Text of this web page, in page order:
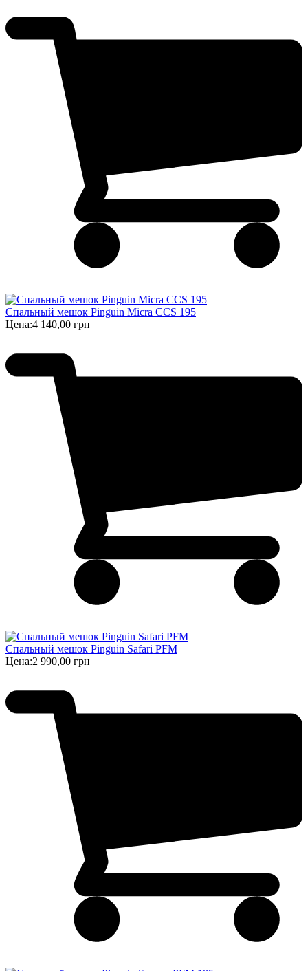
Спальный мешок Pinguin Micra CCS 195
Цена:4 140,00 грн
Спальный мешок Pinguin Safari PFM
Цена:2 990,00 грн